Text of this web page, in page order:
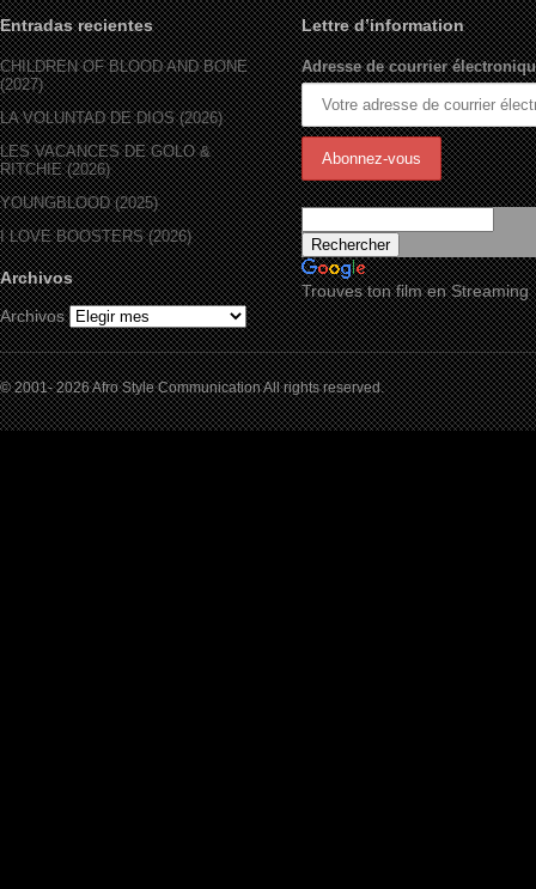
Entradas recientes
CHILDREN OF BLOOD AND BONE
(2027)
LA VOLUNTAD DE DIOS (2026)
LES VACANCES DE GOLO &
RITCHIE (2026)
YOUNGBLOOD (2025)
I LOVE BOOSTERS (2026)
Archivos
Archivos
Lettre d’information
Adresse de courrier
Trouves ton film en Streaming
© 2001- 2026 Afro Style Communication All rights reserved.